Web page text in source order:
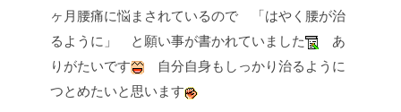
ヶ月腰痛に悩まされているので 「はやく腰が治
るように」
と願い事が書かれていました
あ
りがたいです
自分自身もしっかり治るように
つとめたいと思います